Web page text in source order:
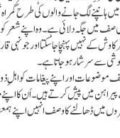
ہانپنے لگ جانے والوں کی طرح
میں جگہ دلائی ہے۔ وہ اپنے شعر کو
کے نہیں پہنچا جاسکتا اور جونہی
سے سرشار ہوجاتا ہے۔
موضوعات اور اپنے پیغامات کو اہلِ
پیراہن میں پیش کرتے ہیں۔اُن کا
ڈھالنے کا وصف انہیں اپنے